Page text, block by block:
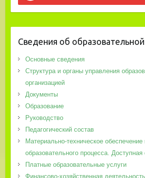
Сведения об
Основные сведения
Структура и органы управления
организацией
Документы
Образование
Руководство
Педагогический состав
Материально-техническое
образовательного процесса. Доступная
Платные образовательные услуги
Финансово-хозяйственная деятельность